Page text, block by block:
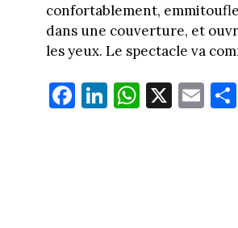
confortablement,
dans une couverture, et
les yeux. Le spectacle va
Fa
ce
Li
nk
W
ha
X E
m rt